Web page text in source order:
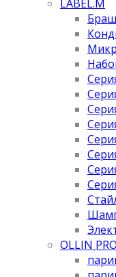
LABEL.M
OLLIN